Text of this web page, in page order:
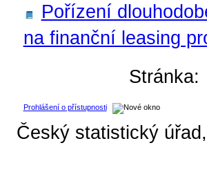
Pořízení
na finanční leasing
Stránka:
Prohlášení o přístupnosti
Český statistický